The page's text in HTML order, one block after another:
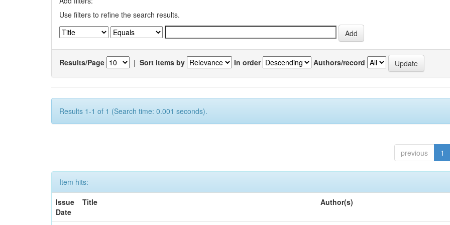
Use filters to refine the search results.
Results/Page | Sort items by In order Authors/record
Results 1-1 of 1 (Search time: 0.001 seconds).
previous 1
Item hits:
Issue
Date
Title Author(s)